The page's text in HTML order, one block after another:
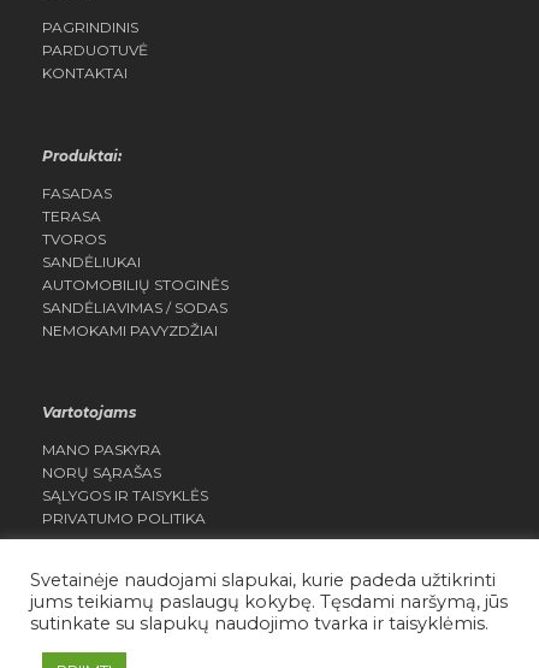
PAGRINDINIS
PARDUOTUVĖ
KONTAKTAI
Produktai:
FASADAS
TERASA
TVOROS
SANDĖLIUKAI
AUTOMOBILIŲ STOGINĖS
SANDĖLIAVIMAS / SODAS
NEMOKAMI PAVYZDŽIAI
Vartotojams
MANO PASKYRA
NORŲ SĄRAŠAS
SĄLYGOS IR TAISYKLĖS
PRIVATUMO POLITIKA
Svetainėje naudojami slapukai, kurie padeda užtikrinti
jums teikiamų paslaugų kokybę. Tęsdami naršymą, jūs
sutinkate su slapukų naudojimo tvarka ir taisyklėmis.